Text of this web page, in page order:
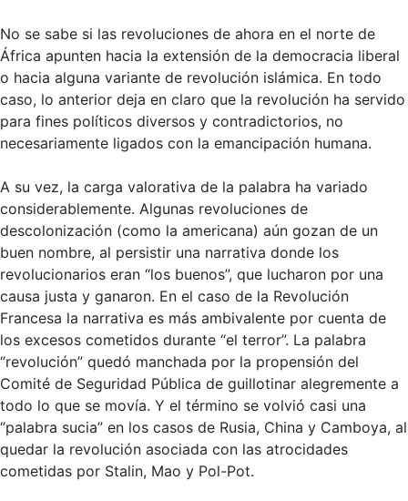
No se sabe si las revoluciones de ahora en el norte de
África apunten hacia la extensión de la democracia liberal
o hacia alguna variante de revolución islámica. En todo
caso, lo anterior deja en claro que la revolución ha servido
para fines políticos diversos y contradictorios, no
necesariamente ligados con la emancipación humana.
A su vez, la carga valorativa de la palabra ha variado
considerablemente. Algunas revoluciones de
descolonización (como la americana) aún gozan de un
buen nombre, al persistir una narrativa donde los
revolucionarios eran “los buenos”, que lucharon por una
causa justa y ganaron. En el caso de la Revolución
Francesa la narrativa es más ambivalente por cuenta de
los excesos cometidos durante “el terror”. La palabra
“revolución” quedó manchada por la propensión del
Comité de Seguridad Pública de guillotinar alegremente a
todo lo que se movía. Y el término se volvió casi una
“palabra sucia” en los casos de Rusia, China y Camboya, al
quedar la revolución asociada con las atrocidades
cometidas por Stalin, Mao y Pol-Pot.